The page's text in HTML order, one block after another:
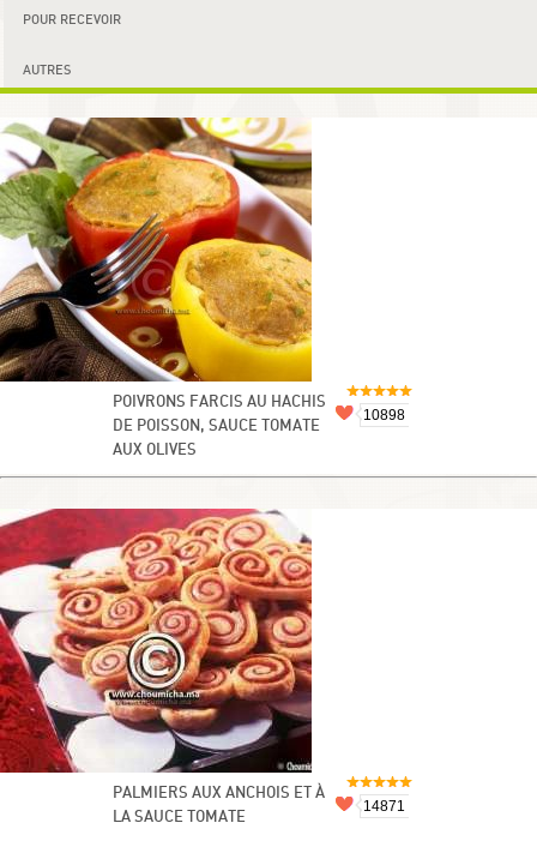
POUR RECEVOIR
AUTRES
POIVRONS FARCIS AU HACHIS
DE POISSON, SAUCE TOMATE
AUX OLIVES
10898
PALMIERS AUX ANCHOIS ET À
LA SAUCE TOMATE
14871